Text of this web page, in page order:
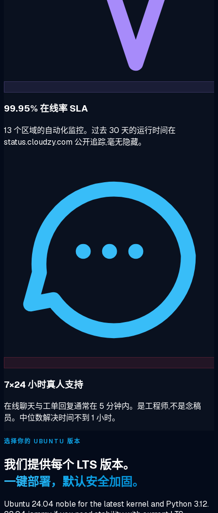
99.95% 在线率 SLA
13 个区域的自动化监控。过去 30 天的运行时间在
status.cloudzy.com 公开追踪,毫无隐藏。
7×24 小时真人支持
在线聊天与工单回复通常在 5 分钟内。是工程师,不是念稿
员。中位数解决时间不到 1 小时。
选择你的 UBUNTU 版本
我们提供每个 LTS 版本。
一键部署，默认安全加固。
Ubuntu 24.04 noble for the latest kernel and Python 3.12.